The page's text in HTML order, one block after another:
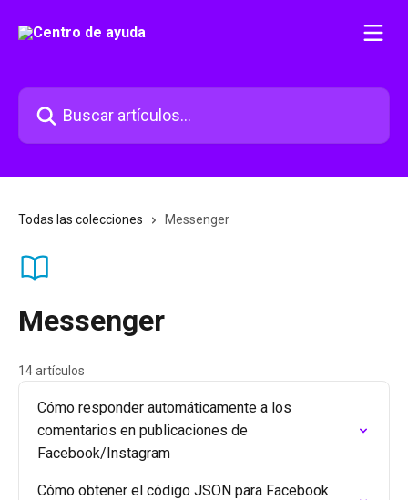
Buscar artículos...
Todas las colecciones Messenger
Messenger
14 artículos
Cómo responder automáticamente a los
comentarios en publicaciones de
Facebook/Instagram
Cómo obtener el código JSON para Facebook